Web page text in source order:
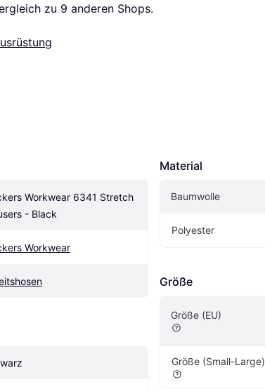
zu 9 anderen Shops.
Workwear 6341 Stretch
- Black
Workwear
Material
Baumwolle
Polyester
Größe
Größe (EU)
Größe (Small-Large)